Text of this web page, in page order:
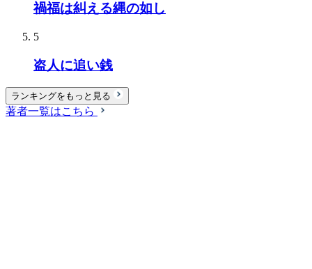
禍福は糾える縄の如し
5
盗人に追い銭
ランキングをもっと見る
著者一覧はこちら